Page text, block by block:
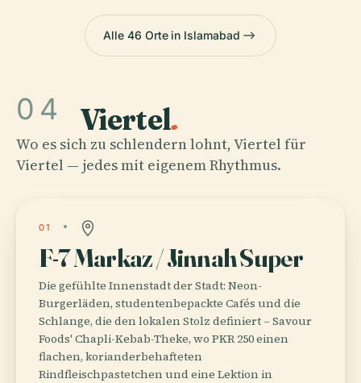
Alle 46 Orte in Islamabad
04 Viertel.
Wo es sich zu schlendern lohnt, Viertel für
Viertel — jedes mit eigenem Rhythmus.
01
F-7 Markaz / Jinnah Super
Die gefühlte Innenstadt der Stadt: Neon-
Burgerläden, studentenbepackte Cafés und die
Schlange, die den lokalen Stolz definiert – Savour
Foods' Chapli-Kebab-Theke, wo PKR 250 einen
flachen, korianderbehafteten
Rindfleischpastetchen und eine Lektion in